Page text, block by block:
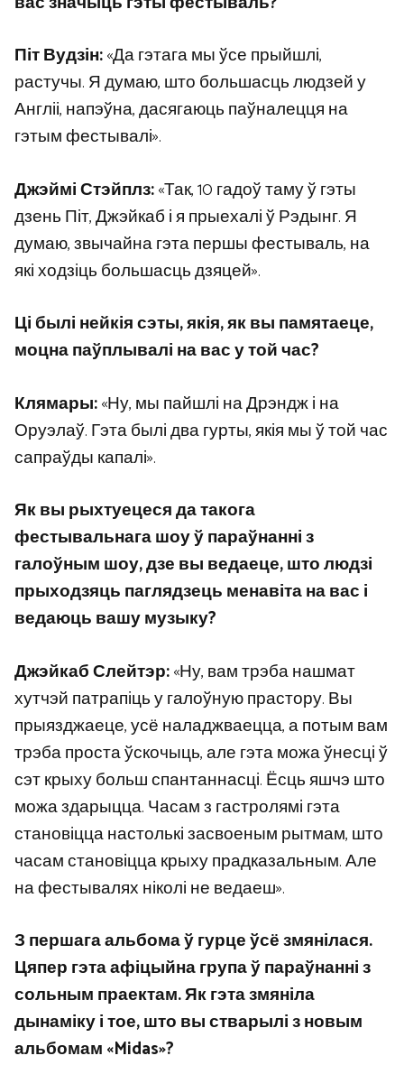
Піт Вудзін:«Да гэтага мы ўсе прыйшлі,
растучы. Я думаю, што большасць людзей у
Англіі, напэўна, дасягаюць паўналецця на
гэтым фестывалі».
Джэймі Стэйплз:«Так, 10 гадоў таму ў гэты
дзень Піт, Джэйкаб і я прыехалі ў Рэдынг. Я
думаю, звычайна гэта першы фестываль, на
які ходзіць большасць дзяцей».
Ці былі нейкія сэты, якія, як вы памятаеце,
моцна паўплывалі на вас у той час?
Клямары:«Ну, мы пайшлі на Дрэндж і на
Оруэлаў. Гэта былі два гурты, якія мы ў той час
сапраўды капалі».
Як вы рыхтуецеся да такога
фестывальнага шоу ў параўнанні з
галоўным шоу, дзе вы ведаеце, што людзі
прыходзяць паглядзець менавіта на вас і
ведаюць вашу музыку?
Джэйкаб Слейтэр:«Ну, вам трэба нашмат
хутчэй патрапіць у галоўную прастору. Вы
прыязджаеце, усё наладжваецца, а потым вам
трэба проста ўскочыць, але гэта можа ўнесці ў
сэт крыху больш спантаннасці. Ёсць яшчэ што
можа здарыцца. Часам з гастролямі гэта
становіцца настолькі засвоеным рытмам, што
часам становіцца крыху прадказальным. Але
на фестывалях ніколі не ведаеш».
З першага альбома ў гурце ўсё змянілася.
Цяпер гэта афіцыйна група ў параўнанні з
сольным праектам. Як гэта змяніла
дынаміку і тое, што вы стварылі з новым
альбомам «Midas»?